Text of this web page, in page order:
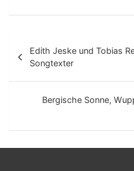
e
i
a
Edith Jeske und Tobias
Songtexter
Bergische Sonne,